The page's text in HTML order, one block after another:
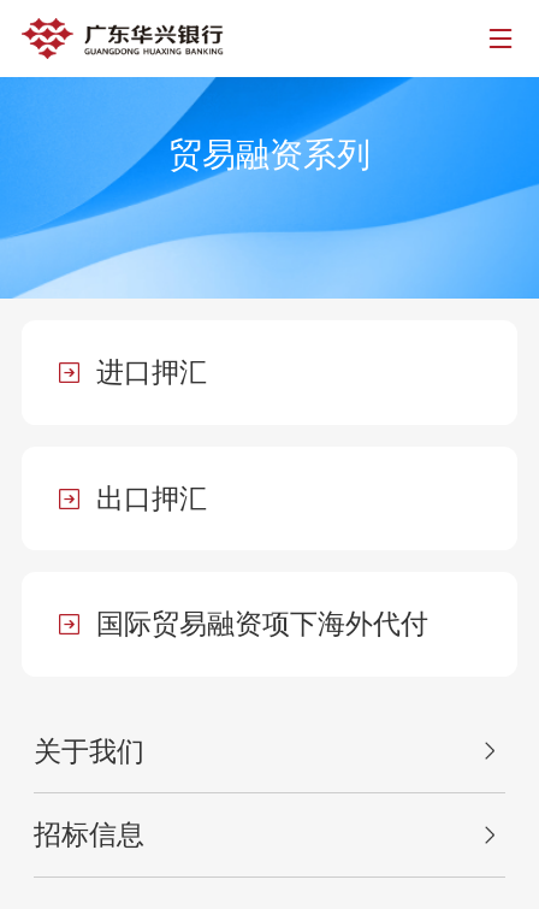
贸易融资系列
进口押汇
出口押汇
国际贸易融资项下海外代付
关于我们
招标信息